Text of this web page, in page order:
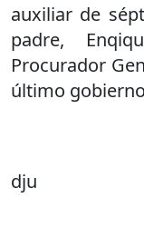
auxiliar de
padre,
Procurador
último
dju